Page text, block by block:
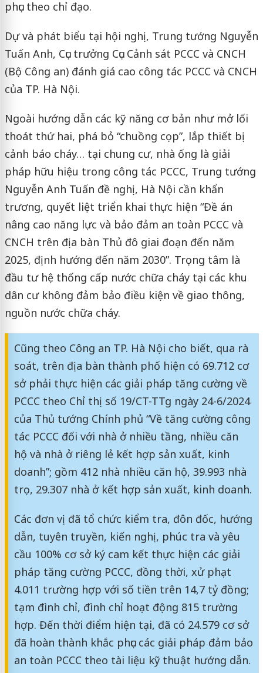
phục theo chỉ đạo.
Dự và phát biểu tại hội nghị, Trung tướng Nguyễn
Tuấn Anh, Cục trưởng Cục Cảnh sát PCCC và CNCH
(Bộ Công an) đánh giá cao công tác PCCC và CNCH
của TP. Hà Nội.
Ngoài hướng dẫn các kỹ năng cơ bản như mở lối
thoát thứ hai, phá bỏ “chuồng cọp”, lắp thiết bị
cảnh báo cháy… tại chung cư, nhà ống là giải
pháp hữu hiệu trong công tác PCCC, Trung tướng
Nguyễn Anh Tuấn đề nghị, Hà Nội cần khẩn
trương, quyết liệt triển khai thực hiện “Đề án
nâng cao năng lực và bảo đảm an toàn PCCC và
CNCH trên địa bàn Thủ đô giai đoạn đến năm
2025, định hướng đến năm 2030”. Trọng tâm là
đầu tư hệ thống cấp nước chữa cháy tại các khu
dân cư không đảm bảo điều kiện về giao thông,
nguồn nước chữa cháy.
Cũng theo Công an TP. Hà Nội cho biết, qua rà
soát, trên địa bàn thành phố hiện có 69.712 cơ
sở phải thực hiện các giải pháp tăng cường về
PCCC theo Chỉ thị số 19/CT-TTg ngày 24-6/2024
của Thủ tướng Chính phủ “Về tăng cường công
tác PCCC đối với nhà ở nhiều tầng, nhiều căn
hộ và nhà ở riêng lẻ kết hợp sản xuất, kinh
doanh”; gồm 412 nhà nhiều căn hộ, 39.993 nhà
trọ, 29.307 nhà ở kết hợp sản xuất, kinh doanh.
Các đơn vị đã tổ chức kiểm tra, đôn đốc, hướng
dẫn, tuyên truyền, kiến nghị, phúc tra và yêu
cầu 100% cơ sở ký cam kết thực hiện các giải
pháp tăng cường PCCC, đồng thời, xử phạt
4.011 trường hợp với số tiền trên 14,7 tỷ đồng;
tạm đình chỉ, đình chỉ hoạt động 815 trường
hợp. Đến thời điểm hiện tại, đã có 24.579 cơ sở
đã hoàn thành khắc phục các giải pháp đảm bảo
an toàn PCCC theo tài liệu kỹ thuật hướng dẫn.